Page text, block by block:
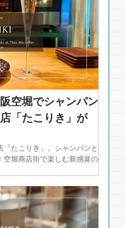
空堀でシャンパン
「たこりき」が
たこりき」。シャンパンと
空堀商店街で楽しむ新感覚の